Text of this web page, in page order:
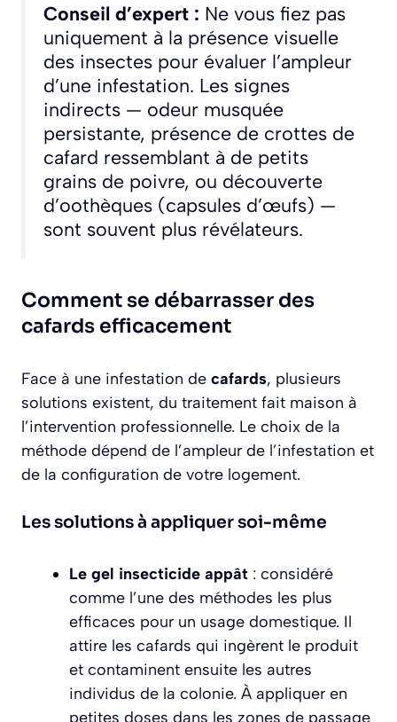
Conseil d’expert : Ne vous fiez pas
uniquement à la présence visuelle
des insectes pour évaluer l’ampleur
d’une infestation. Les signes
indirects — odeur musquée
persistante, présence de crottes de
cafard ressemblant à de petits
grains de poivre, ou découverte
d’oothèques (capsules d’œufs) —
sont souvent plus révélateurs.
Comment se débarrasser des
cafards efficacement
Face à une infestation de cafards, plusieurs
solutions existent, du traitement fait maison à
l’intervention professionnelle. Le choix de la
méthode dépend de l’ampleur de l’infestation et
de la configuration de votre logement.
Les solutions à appliquer soi-même
Le gel insecticide appât : considéré
comme l’une des méthodes les plus
efficaces pour un usage domestique. Il
attire les cafards qui ingèrent le produit
et contaminent ensuite les autres
individus de la colonie. À appliquer en
petites doses dans les zones de passage